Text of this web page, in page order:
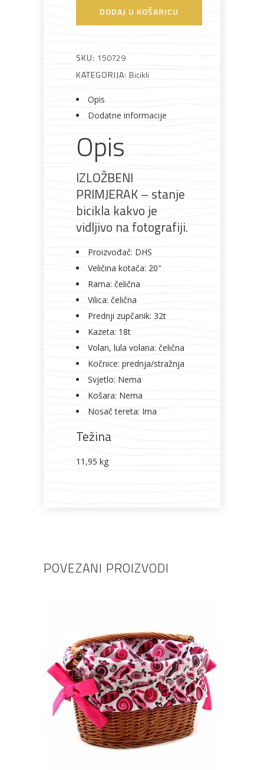
DODAJ U KOŠARICU
SKU: 150729
KATEGORIJA: Bicikli
Opis
Dodatne informacije
Opis
IZLOŽBENI
PRIMJERAK – stanje
bicikla kakvo je
vidljivo na fotografiji.
Proizvođač: DHS
Veličina kotača: 20″
Rama: čelična
Vilica: čelična
Prednji zupčanik: 32t
Kazeta: 18t
Volan, lula volana: čelična
Kočnice: prednja/stražnja
Svjetlo: Nema
Košara: Nema
Nosač tereta: Ima
Težina
11,95 kg
POVEZANI PROIZVODI
DODAJ U KOŠARICU